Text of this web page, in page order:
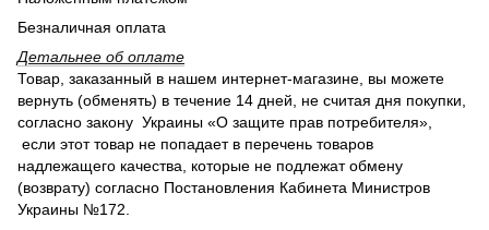
Безналичная оплата
Детальнее об оплате
Товар, заказанный в нашем интернет-магазине, вы можете
вернуть (обменять) в течение 14 дней, не считая дня покупки,
согласно закону Украины «О защите прав потребителя»,
если этот товар не попадает в перечень товаров
надлежащего качества, которые не подлежат обмену
(возврату) согласно Постановления Кабинета Министров
Украины №172.